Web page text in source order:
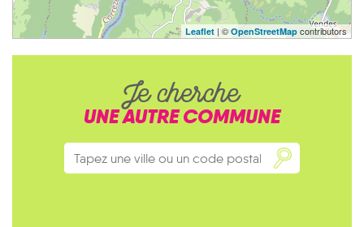
Leaflet | © OpenStreetMap contributors
Je cherche
UNE AUTRE COMMUNE